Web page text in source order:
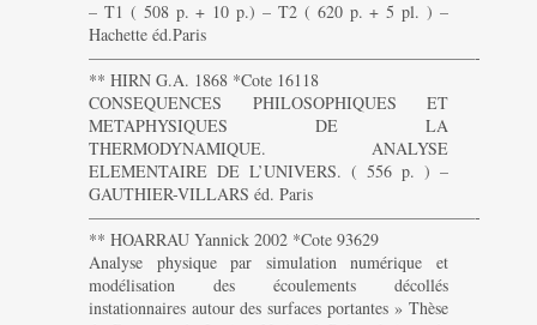
– T1 ( 508 p. + 10 p.) – T2 ( 620 p. + 5 pl. ) –
Hachette éd.Paris
———————————————————————-
** HIRN G.A. 1868 *Cote 16118
CONSEQUENCES PHILOSOPHIQUES ET
METAPHYSIQUES DE LA
THERMODYNAMIQUE. ANALYSE
ELEMENTAIRE DE L’UNIVERS. ( 556 p. ) –
GAUTHIER-VILLARS éd. Paris
———————————————————————-
** HOARRAU Yannick 2002 *Cote 93629
Analyse physique par simulation numérique et
modélisation des écoulements décollés
instationnaires autour des surfaces portantes » Thèse